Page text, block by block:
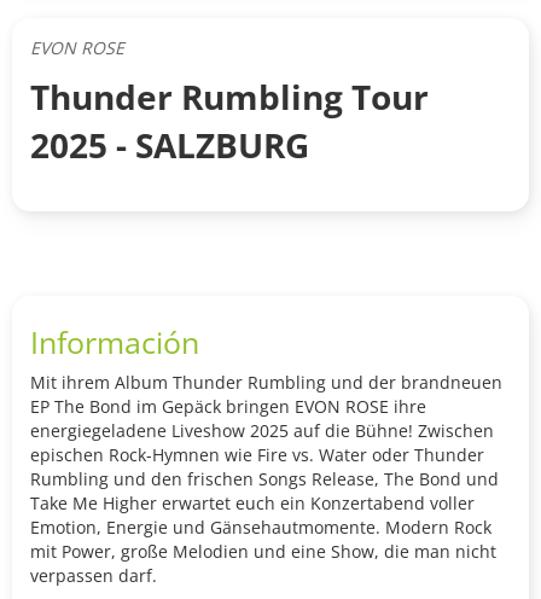
EVON ROSE
Thunder Rumbling Tour
2025 - SALZBURG
Información
Mit ihrem Album Thunder Rumbling und der brandneuen
EP The Bond im Gepäck bringen EVON ROSE ihre
energiegeladene Liveshow 2025 auf die Bühne! Zwischen
epischen Rock-Hymnen wie Fire vs. Water oder Thunder
Rumbling und den frischen Songs Release, The Bond und
Take Me Higher erwartet euch ein Konzertabend voller
Emotion, Energie und Gänsehautmomente. Modern Rock
mit Power, große Melodien und eine Show, die man nicht
verpassen darf.